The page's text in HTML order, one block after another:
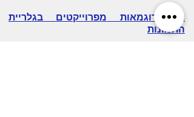
ראו דוגמאות מפרוייקטים בגלריית
התמונות